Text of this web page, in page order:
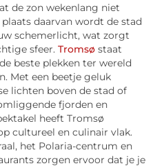
de zon wekenlang niet
daarvan wordt de stad
schemerlicht, wat zorgt
sfeer. Tromsø staat
beste plekken ter wereld
Met een beetje geluk
lichten boven de stad of
fjorden en
heeft Tromsø
cultureel en culinair vlak.
het Polaria-centrum en
zorgen ervoor dat je je